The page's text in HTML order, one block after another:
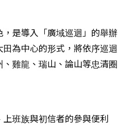
是導入「廣域巡迴」的舉辦
為中心的形式，將依序巡迴
雞龍、瑞山、論山等忠清圈
班族與初信者的參與便利